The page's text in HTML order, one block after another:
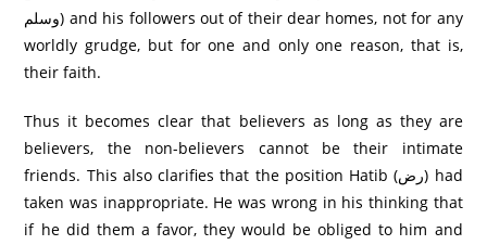
وسلم) and his followers out of their dear homes, not for any
worldly grudge, but for one and only one reason, that is,
their faith.
Thus it becomes clear that believers as long as they are
believers, the non-believers cannot be their intimate
friends. This also clarifies that the position Hatib (رض) had
taken was inappropriate. He was wrong in his thinking that
if he did them a favor, they would be obliged to him and